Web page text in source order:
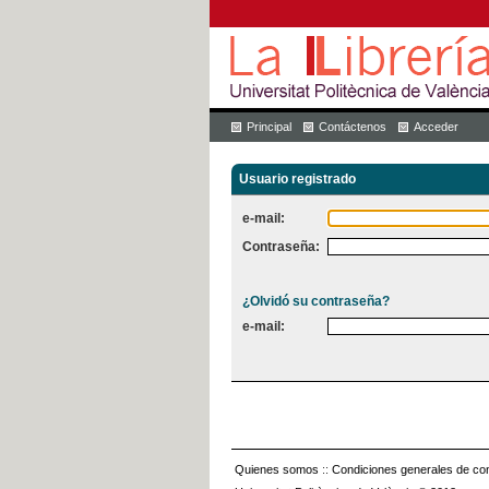
Principal Contáctenos Acceder
Usuario registrado
e-mail:
Contraseña:
¿Olvidó su contraseña?
e-mail:
Quienes somos :: Condiciones generales de